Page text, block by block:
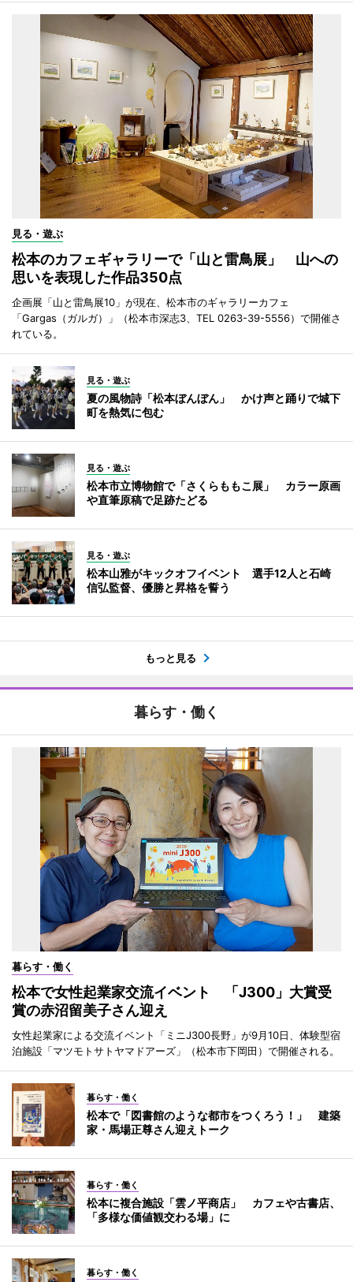
見る・遊ぶ
松本のカフェギャラリーで「山と雷鳥展」 山への
思いを表現した作品350点
企画展「山と雷鳥展10」が現在、松本市のギャラリーカフェ
「Gargas（ガルガ）」（松本市深志3、TEL 0263-39-5556）で開催さ
れている。
見る・遊ぶ
夏の風物詩「松本ぼんぼん」 かけ声と踊りで城下
町を熱気に包む
見る・遊ぶ
松本市立博物館で「さくらももこ展」 カラー原画
や直筆原稿で足跡たどる
見る・遊ぶ
松本山雅がキックオフイベント 選手12人と石崎
信弘監督、優勝と昇格を誓う
もっと見る
暮らす・働く
暮らす・働く
松本で女性起業家交流イベント 「J300」大賞受
賞の赤沼留美子さん迎え
女性起業家による交流イベント「ミニJ300長野」が9月10日、体験型宿
泊施設「マツモトサトヤマドアーズ」（松本市下岡田）で開催される。
暮らす・働く
松本で「図書館のような都市をつくろう！」 建築
家・馬場正尊さん迎えトーク
暮らす・働く
松本に複合施設「雲ノ平商店」 カフェや古書店、
「多様な価値観交わる場」に
暮らす・働く